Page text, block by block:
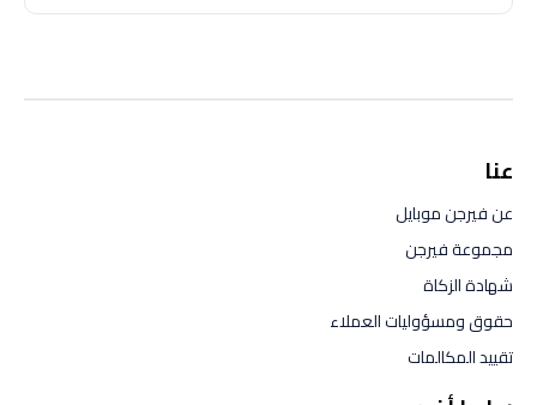
عنا
عن فيرجن موبايل
مجموعة فيرجن
شهادة الزكاة
حقوق ومسؤوليات العملاء
تقييد المكالمات